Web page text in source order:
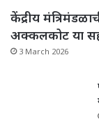
केंद्रीय
अक्कलकोट या
3 March 2026